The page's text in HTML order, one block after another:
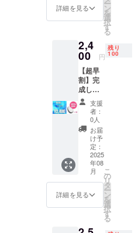
様は変
更にな
る可能
ざいま
す。ご
了承く
ださ
い。 ※
ご注文
状況、
使用部
材の供
給状
況、製
造工程
上の都
合等に
より出
荷時期
が遅れ
詳細を見る ー
ン
を
選
択
す
る
2,4
00 円
残り
100
【超早
割】完
成した
製品1点
［一般
販売予
定価格
3,200円
25%OF
F］ ※デ
ザイ
ン・仕
様は変
更にな
る可能
ざいま
支援
者：
0人
お届
け予
定：
2025
年08
月
詳細を見る
こ
の
リ
タ
ー
ン
を
選
択
す
る